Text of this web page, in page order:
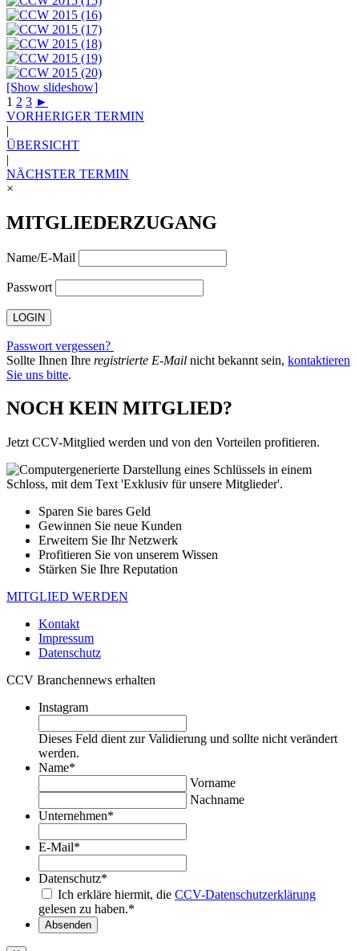
[Show slideshow]
1 2 3 ►
VORHERIGER TERMIN
|
ÜBERSICHT
|
NÄCHSTER TERMIN
×
MITGLIEDERZUGANG
Name/E-Mail
Passwort
Passwort vergessen?
Sollte Ihnen Ihre registrierte E-Mail nicht bekannt sein, kontaktieren
Sie uns bitte.
NOCH KEIN MITGLIED?
Jetzt CCV-Mitglied werden und von den Vorteilen profitieren.
Sparen Sie bares Geld
Gewinnen Sie neue Kunden
Erweitern Sie Ihr Netzwerk
Profitieren Sie von unserem Wissen
Stärken Sie Ihre Reputation
MITGLIED WERDEN
Kontakt
Impressum
Datenschutz
CCV Branchennews erhalten
Instagram
Dieses Feld dient zur Validierung und sollte nicht verändert
werden.
Name*
Vorname
Nachname
Unternehmen*
E-Mail*
Datenschutz*
Ich erkläre hiermit, die CCV-Datenschutzerklärung
gelesen zu haben.*
Absenden